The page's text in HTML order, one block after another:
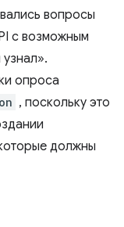
вопросы
с возможным
опроса
, поскольку это
должны